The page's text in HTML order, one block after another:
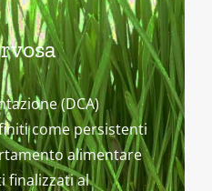
(DCA)
come persistenti
alimentare
finalizzati al